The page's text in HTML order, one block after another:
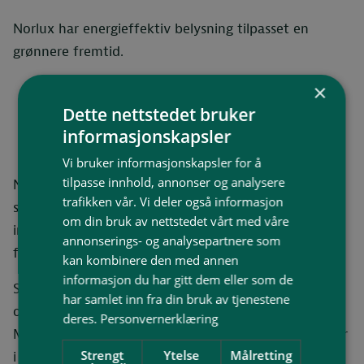
Norlux har energieffektiv belysning tilpasset en
grønnere fremtid.
Nortek
Nortek Security & Technology AS utvikler, importerer,
selger og leverer komplette løsninger og produkter
innenfor brannalarm, nødlys, talevarsling/Plivo, kabel
for sikkerhetsanlegg og slokkesystemer.
Selskapet ble etablert i 2010, har 45 ansatte og
omsetter for ca. 140 millioner. De holder til i
Mjøndalen med kontorer og lager, samt salgskontorer
i Brumunddal, Sandefjord, Stavanger, Mandal og på
×
Dette nettstedet bruker
informasjonskapsler
Vi bruker informasjonskapsler for å
tilpasse innhold, annonser og analysere
trafikken vår. Vi deler også informasjon
om din bruk av nettstedet vårt med våre
annonserings- og analysepartnere som
kan kombinere den med annen
informasjon du har gitt dem eller som de
har samlet inn fra din bruk av tjenestene
deres. Personvernerklæring
Strengt
Ytelse Målretting